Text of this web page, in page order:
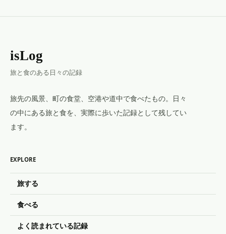
isLog
旅と食のある日々の記録
旅先の風景、町の食堂、空港や道中で食べたもの。日々
の中にある旅と食を、実際に歩いた記録として残してい
ます。
EXPLORE
旅する
食べる
よく読まれている記録